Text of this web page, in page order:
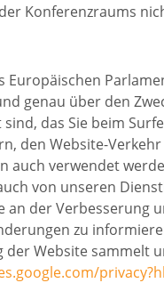
Konferenzraums
genau über den
das Sie beim
den Website-
verwendet
von unseren
der Verbesserung
zu
Website